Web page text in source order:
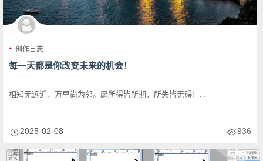
创作日志
每一天都是你改变未来的机会！
相知无远近，万里尚为邻。愿所得皆所期，所失皆无碍！...
2025-02-08 936